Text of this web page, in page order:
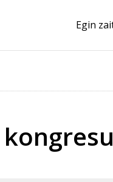
Egin